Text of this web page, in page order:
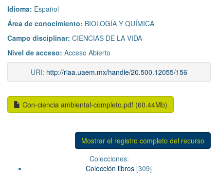
Idioma: Español
Área de conocimiento: BIOLOGÍA Y QUÍMICA
Campo disciplinar: CIENCIAS DE LA VIDA
Nivel de acceso: Acceso Abierto
URI: http://riaa.uaem.mx/handle/20.500.12055/156
Con-ciencia ambiental-completo.pdf (60.44Mb)
Mostrar el registro completo del recurso
Colecciones:
Colección libros [309]